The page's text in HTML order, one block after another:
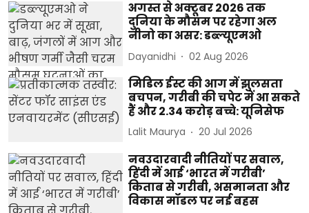
अगस्त से अक्टूबर 2026 तक
दुनिया के मौसम पर रहेगा अल
नीनो का असर: डब्ल्यूएमओ
Dayanidhi 02 Aug 2026
मिडिल ईस्ट की आग में झुलसता
बचपन, गरीबी की चपेट में आ सकते
हैं और 2.34 करोड़ बच्चे: यूनिसेफ
Lalit Maurya 20 Jul 2026
नवउदारवादी नीतियों पर सवाल,
हिंदी में आई ‘भारत में गरीबी’
किताब से गरीबी, असमानता और
विकास मॉडल पर नई बहस